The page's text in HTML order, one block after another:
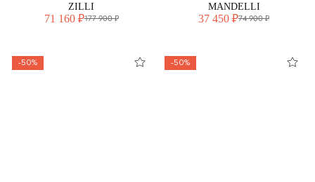
ZILLI
71 160 ₽177 900 ₽
MANDELLI
37 450 ₽74 900 ₽
-50% -50%